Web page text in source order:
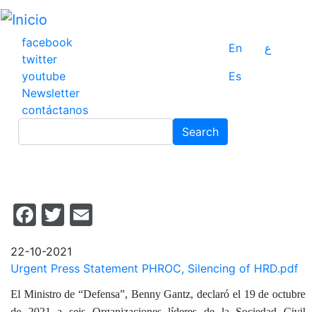
Pasar
contenido
principal
facebook
twitter
youtube
Newsletter
contáctanos
En
ع
Es
Search
Facebook
Twitter
22-10-2021
Urgent Press Statement PHROC, Silencing of HRD.pdf
El Ministro de “Defensa”, Benny Gantz, declaró el 19 de octubre